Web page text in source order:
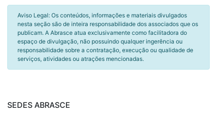
Aviso Legal: Os conteúdos, informações e materiais divulgados
nesta seção são de inteira responsabilidade dos associados que os
publicam. A Abrasce atua exclusivamente como facilitadora do
espaço de divulgação, não possuindo qualquer ingerência ou
responsabilidade sobre a contratação, execução ou qualidade de
serviços, atividades ou atrações mencionadas.
SEDES ABRASCE